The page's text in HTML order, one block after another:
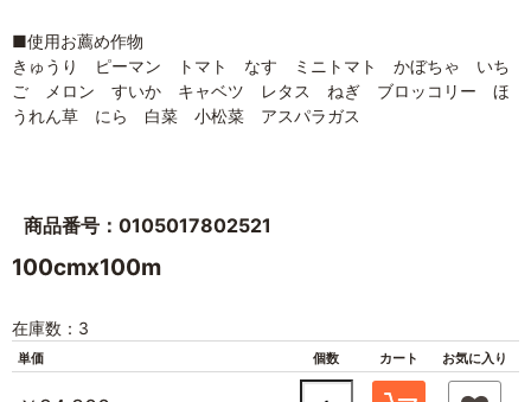
■使用お薦め作物
きゅうり ピーマン トマト なす ミニトマト かぼちゃ いち
ご メロン すいか キャベツ レタス ねぎ ブロッコリー ほ
うれん草 にら 白菜 小松菜 アスパラガス
商品番号：0105017802521
100cmx100m
在庫数：3
単価 個数 カート お気に入り